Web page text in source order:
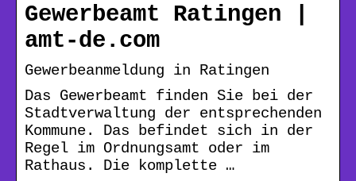
Gewerbeamt Ratingen |
amt-de.com
Gewerbeanmeldung in Ratingen
Das Gewerbeamt finden Sie bei der
Stadtverwaltung der entsprechenden
Kommune. Das befindet sich in der
Regel im Ordnungsamt oder im
Rathaus. Die komplette …